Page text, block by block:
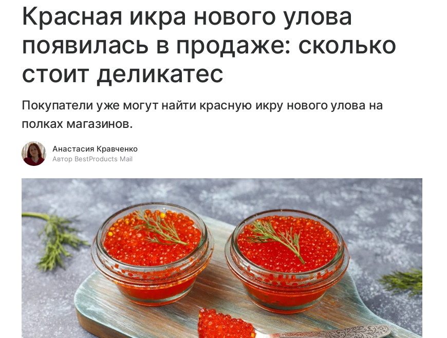
Красная икра нового улова
появилась в продаже: сколько
стоит деликатес
Покупатели уже могут найти красную икру нового улова на
полках магазинов.
Анастасия Кравченко
Автор BestProducts Mail